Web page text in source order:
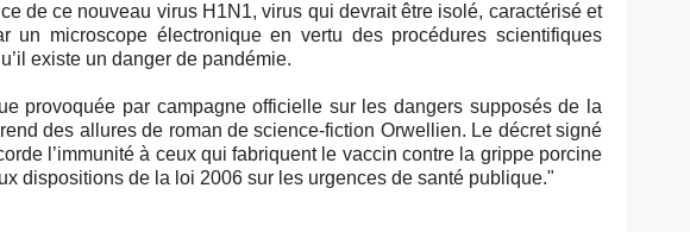
de ce nouveau virus H1N1, virus qui devrait être isolé, caractérisé et
un microscope électronique en vertu des procédures scientifiques
existe un danger de pandémie.
provoquée par campagne officielle sur les dangers supposés de la
des allures de roman de science-fiction Orwellien. Le décret signé
l’immunité à ceux qui fabriquent le vaccin contre la grippe porcine
dispositions de la loi 2006 sur les urgences de santé publique."